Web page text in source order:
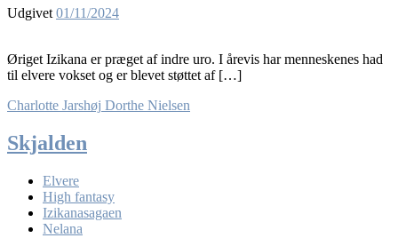
Udgivet 01/11/2024
Øriget Izikana er præget af indre uro. I årevis har menneskenes had
til elvere vokset og er blevet støttet af […]
Charlotte Jarshøj Dorthe Nielsen
Skjalden
Elvere
High fantasy
Izikanasagaen
Nelana